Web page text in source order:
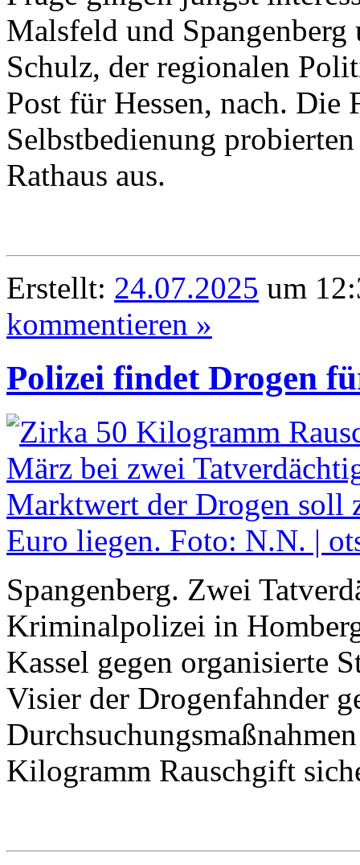
Malsfeld und
Schulz, der regionalen
Post für Hessen, nach.
Selbstbedienung
Rathaus aus.
Erstellt: 24.07.2025 um
kommentieren »
Polizei findet Drogen
Spangenberg. Zwei
Kriminalpolizei in
Kassel gegen organisierte
Visier der Drogenfahnder
Kilogramm Rauschgift